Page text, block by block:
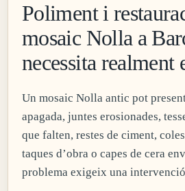
Poliment i
mosaic Nolla a
necessita realment
Un mosaic Nolla antic pot
apagada, juntes erosionades,
que falten, restes de ciment,
taques d’obra o capes de cera
problema exigeix una